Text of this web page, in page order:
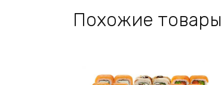
Похожие товары